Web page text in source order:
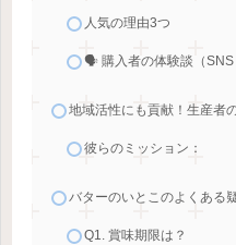
人気の理由3つ
🗣️ 購入者の体験談（SNS
地域活性にも貢献！生産者
彼らのミッション：
バターのいとこのよくある
Q1. 賞味期限は？